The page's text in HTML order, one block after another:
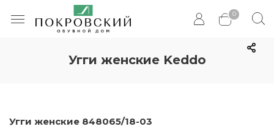
0
Угги женские Keddo
Угги женские 848065/18-03